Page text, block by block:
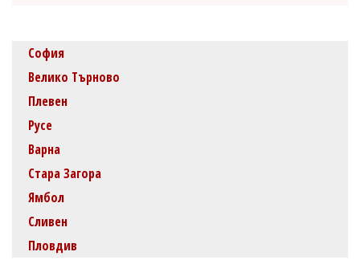
София
Велико Търново
Плевен
Русе
Варна
Стара Загора
Ямбол
Сливен
Пловдив